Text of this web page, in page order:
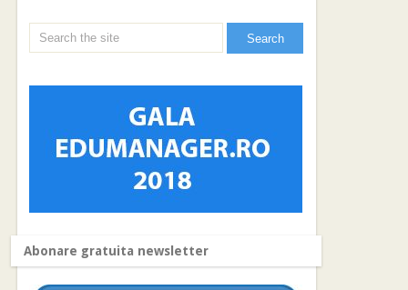
Abonare gratuita newsletter